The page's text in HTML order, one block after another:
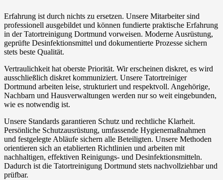
Erfahrung ist durch nichts zu ersetzen. Unsere Mitarbeiter sind
professionell ausgebildet und können fundierte praktische Erfahrung
in der Tatortreinigung Dortmund vorweisen. Moderne Ausrüstung,
geprüfte Desinfektionsmittel und dokumentierte Prozesse sichern
stets beste Qualität.
Vertraulichkeit hat oberste Priorität. Wir erscheinen diskret, es wird
ausschließlich diskret kommuniziert. Unsere Tatortreiniger
Dortmund arbeiten leise, strukturiert und respektvoll. Angehörige,
Nachbarn und Hausverwaltungen werden nur so weit eingebunden,
wie es notwendig ist.
Unsere Standards garantieren Schutz und rechtliche Klarheit.
Persönliche Schutzausrüstung, umfassende Hygienemaßnahmen
und festgelegte Abläufe sichern alle Beteiligten. Unsere Methoden
orientieren sich an etablierten Richtlinien und arbeiten mit
nachhaltigen, effektiven Reinigungs- und Desinfektionsmitteln.
Dadurch ist die Tatortreinigung Dortmund stets nachvollziehbar und
prüfbar.